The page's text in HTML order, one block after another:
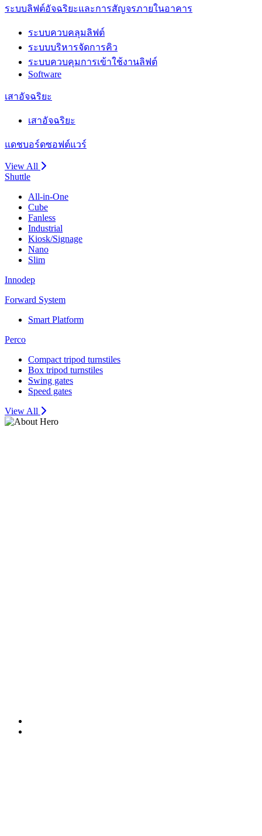
ระบบลิฟต์อัจฉริยะและการสัญจรภายในอาคาร
ระบบควบคลุมลิฟต์
ระบบบริหารจัดการคิว
ระบบควบคุมการเข้าใช้งานลิฟต์
Software
เสาอัจฉริยะ
เสาอัจฉริยะ
แดชบอร์ดซอฟต์แวร์
View All
Shuttle
All-in-One
Cube
Fanless
Industrial
Kiosk/Signage
Nano
Slim
Innodep
Forward System
Smart Platform
Perco
Compact tripod turnstiles
Box tripod turnstiles
Swing gates
Speed gates
View All